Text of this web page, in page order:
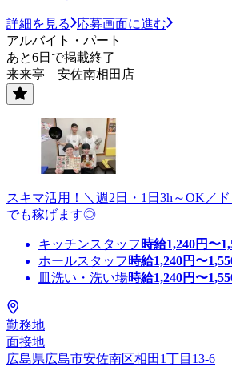
詳細を見る
応募画面に進む
アルバイト・パート
あと6日で掲載終了
来来亭 安佐南相田店
スキマ活用！＼週2日・1日3h～OK／
でも稼げます◎
キッチンスタッフ 時給1,240円〜
ホールスタッフ 時給1,240円〜
皿洗い・洗い場時給1,240円〜
勤務地
面接地
広島県広島市安佐南区相田1丁目13-6